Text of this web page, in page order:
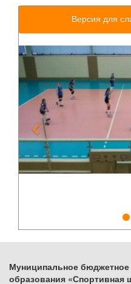
Версия для
Previous
Муниципальное
образования